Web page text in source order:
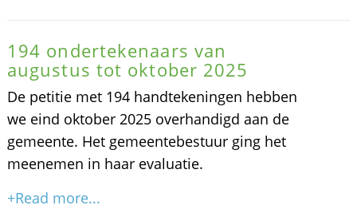
194 ondertekenaars van
augustus tot oktober 2025
De petitie met 194 handtekeningen hebben
we eind oktober 2025 overhandigd aan de
gemeente. Het gemeentebestuur ging het
meenemen in haar evaluatie.
+Read more...